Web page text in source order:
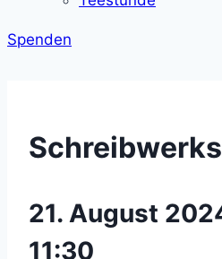
Spenden
21. August
11:30